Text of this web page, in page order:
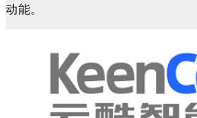
动能。